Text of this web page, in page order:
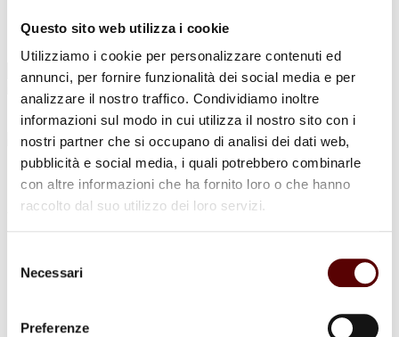
Questo sito web utilizza i cookie
Utilizziamo i cookie per personalizzare contenuti ed
annunci, per fornire funzionalità dei social media e per
analizzare il nostro traffico. Condividiamo inoltre
informazioni sul modo in cui utilizza il nostro sito con i
nostri partner che si occupano di analisi dei dati web,
pubblicità e social media, i quali potrebbero combinarle
con altre informazioni che ha fornito loro o che hanno
raccolto dal suo utilizzo dei loro servizi.
delNecessari
Preferenze
Sedi Onoranze Funebri Ottani
per:
Germana Balboni